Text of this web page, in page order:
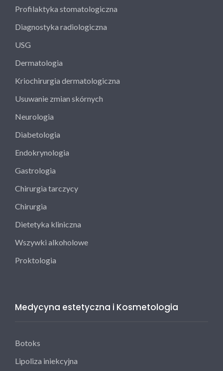
Profilaktyka stomatologiczna
Diagnostyka radiologiczna
USG
Dermatologia
Kriochirurgia dermatologiczna
Usuwanie zmian skórnych
Neurologia
Diabetologia
Endokrynologia
Gastrologia
Chirurgia tarczycy
Chirurgia
Dietetyka kliniczna
Wszywki alkoholowe
Proktologia
Medycyna estetyczna i Kosmetologia
Botoks
Lipoliza iniekcyjna